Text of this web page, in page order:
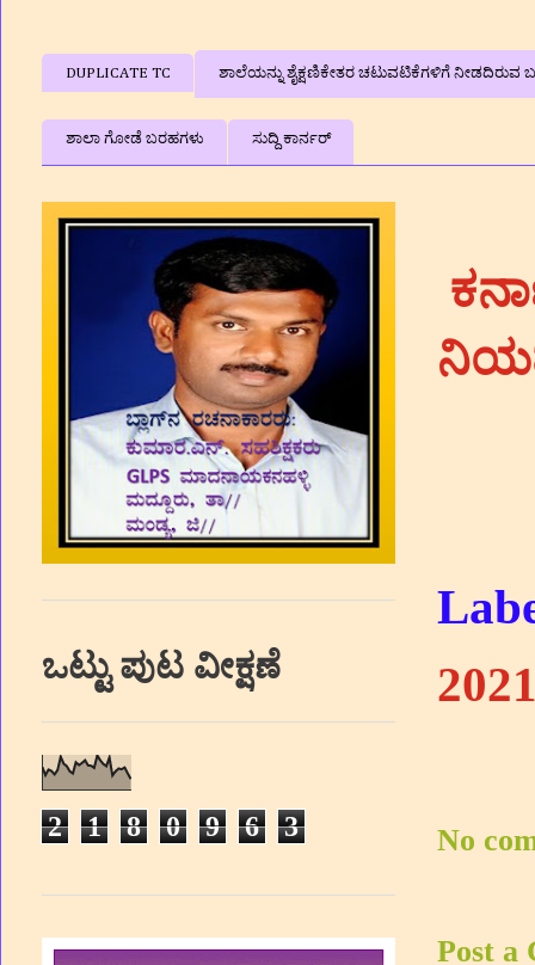
DUPLICATE TC ಶಾಲೆಯನ್ನು ಶೈಕ್ಷಣಿಕೇತರ ಚಟುವಟಿಕೆಗಳಿಗೆ ನೀಡದಿರುವ
ಶಾಲಾ ಗೋಡೆ ಬರಹಗಳು ಸುದ್ದಿ ಕಾರ್ನರ್
No
Post a
ಒಟ್ಟು ಪುಟ ವೀಕ್ಷಣೆ
2 1 8 0 9 6 3